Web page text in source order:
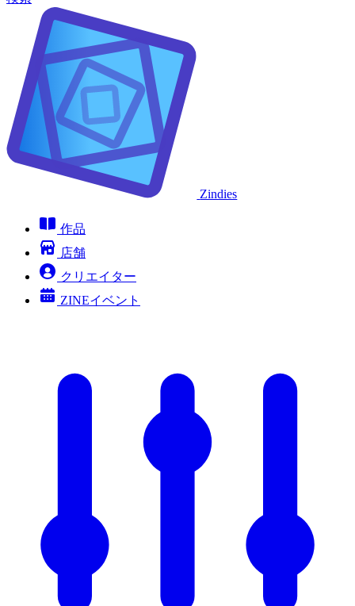
Zindies
作品
店舗
クリエイター
ZINEイベント